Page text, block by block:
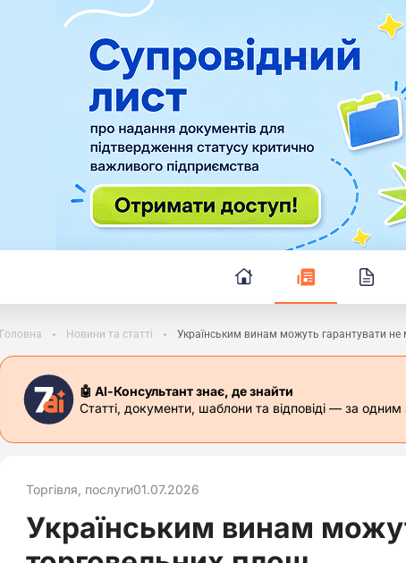
Головна Новини та статті Українським винам можуть гарантувати
🤖 АІ-Консультант знає, де знайти
Статті, документи, шаблони та відповіді — за одним
Торгівля, послуги01.07.2026
Українським винам